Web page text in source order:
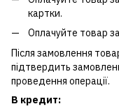
картки.
Оплачуйте товар
Після замовлення
підтвердить
проведення операції.
В кредит: